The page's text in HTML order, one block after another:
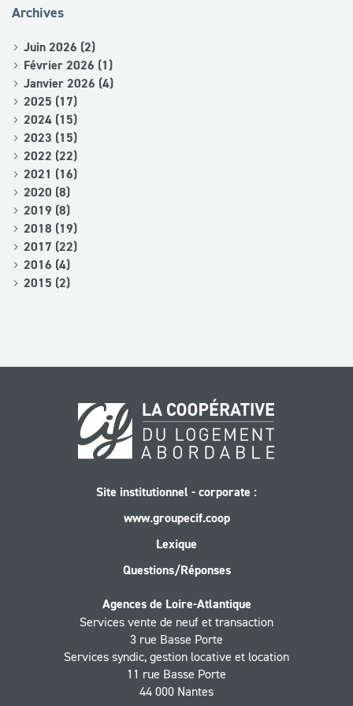
Archives
Juin 2026 (2)
Février 2026 (1)
Janvier 2026 (4)
2025 (17)
2024 (15)
2023 (15)
2022 (22)
2021 (16)
2020 (8)
2019 (8)
2018 (19)
2017 (22)
2016 (4)
2015 (2)
Site institutionnel - corporate :
www.groupecif.coop
Lexique
Questions/Réponses
Agences de Loire-Atlantique
Services vente de neuf et transaction
3 rue Basse Porte
Services syndic, gestion locative et location
11 rue Basse Porte
44 000 Nantes